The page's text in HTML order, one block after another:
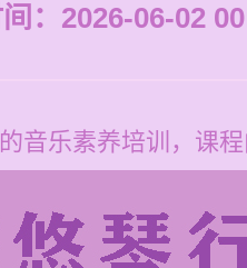
：2026-06-02
音乐素养培训，课